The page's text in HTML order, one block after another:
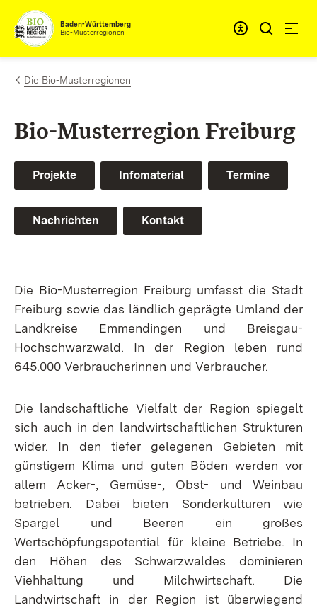
Zum Inhalt springen
Baden-Württemberg
Bio-Musterregionen
Die Bio-Musterregionen
Bio-Musterregion Freiburg
Projekte Infomaterial Termine
Nachrichten Kontakt
Die Bio-Musterregion Freiburg umfasst die Stadt
Freiburg sowie das ländlich geprägte Umland der
Landkreise Emmendingen und Breisgau-
Hochschwarzwald. In der Region leben rund
645.000 Verbraucherinnen und Verbraucher.
Die landschaftliche Vielfalt der Region spiegelt
sich auch in den landwirtschaftlichen Strukturen
wider. In den tiefer gelegenen Gebieten mit
günstigem Klima und guten Böden werden vor
allem Acker-, Gemüse-, Obst- und Weinbau
betrieben. Dabei bieten Sonderkulturen wie
Spargel und Beeren ein großes
Wertschöpfungspotential für kleine Betriebe. In
den Höhen des Schwarzwaldes dominieren
Viehhaltung und Milchwirtschaft. Die
Landwirtschaft in der Region ist überwiegend